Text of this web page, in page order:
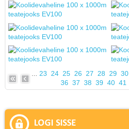
23 24 25 26 27 28 29 30
36 37 38 39 40 41
LOGI SISSE